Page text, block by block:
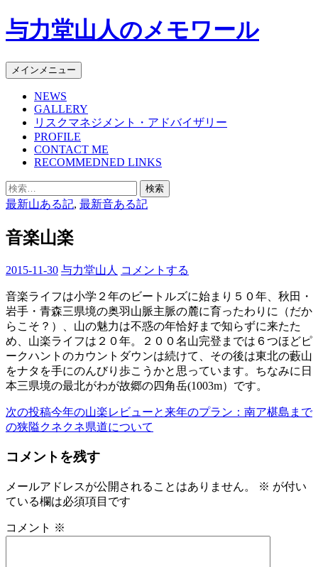
コ
ン
ン
ツ
与力堂山人のメモワール
検
索
メインメニュー
NEWS
GALLERY
リスクマネジメント・アドバイザリー
PROFILE
CONTACT ME
RECOMMEDNED LINKS
検
索:
最新山ある記, 最新音ある記
音楽山楽
2015-11-30 与力堂山人 コメントする
音楽ライフは小学２年のビートルズに始まり５０年、秋田・
岩手・青森三県境の奥羽山脈主脈の麓に育ったわりに（だか
らこそ？）、山の魅力は不惑の年恰好まで知らずに来たた
め、山楽ライフは２０年。２００名山完登までは６つほどピ
ークハントのカウントダウンは続けて、その後は東北の藪山
をナタを手にのんびり歩こうかと思っています。ちなみに日
本三県境の最北がわが故郷の四角岳(1003m）です。
投
稿
ナ
ビ
ゲ
ー
次の投稿今年の山楽レビューと来年のプラン：南ア椹島まで
の狭隘クネクネ県道について
コメントを残す
メールアドレスが公開されることはありません。 ※ が付い
ている欄は必須項目です
コメント ※